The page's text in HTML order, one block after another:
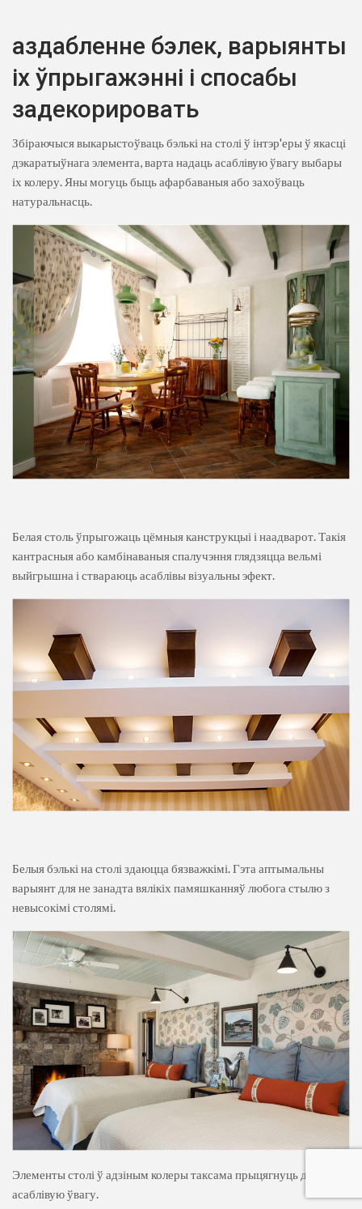
аздабленне бэлек, варыянты
іх ўпрыгажэнні і спосабы
задекорировать
Збіраючыся выкарыстоўваць бэлькі на столі ў інтэр'еры ў якасці
дэкаратыўнага элемента, варта надаць асаблівую ўвагу выбары
іх колеру. Яны могуць быць афарбаваныя або захоўваць
натуральнасць.
Белая столь ўпрыгожаць цёмныя канструкцыі і наадварот. Такія
кантрасныя або камбінаваныя спалучэння глядзяцца вельмі
выйгрышна і ствараюць асаблівы візуальны эфект.
Белыя бэлькі на столі здаюцца бязважкімі. Гэта аптымальны
варыянт для не занадта вялікіх памяшканняў любога стылю з
невысокімі столямі.
Элементы столі ў адзіным колеры таксама прыцягнуць да сябе
асаблівую ўвагу.